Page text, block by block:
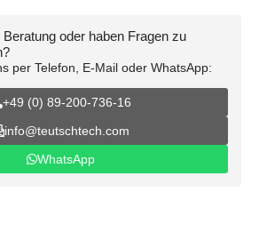
oder haben Fragen zu
per Telefon, E-Mail oder WhatsApp:
+49 (0) 89-200-736-16
info@teutschtech.com
WhatsApp